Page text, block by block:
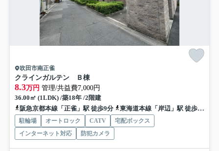
吹田市南正雀
クラインガルテン Ｂ棟
8.3万円 管理/共益費7,000円
36.00㎡ (1LDK) /築18年 /2階建
阪急京都本線「正雀」駅 徒歩9分
東海道本線「岸辺」駅 徒歩14分
駐輪場 オートロック CATV
宅配ボックス
インターネット対応
防犯カメラ